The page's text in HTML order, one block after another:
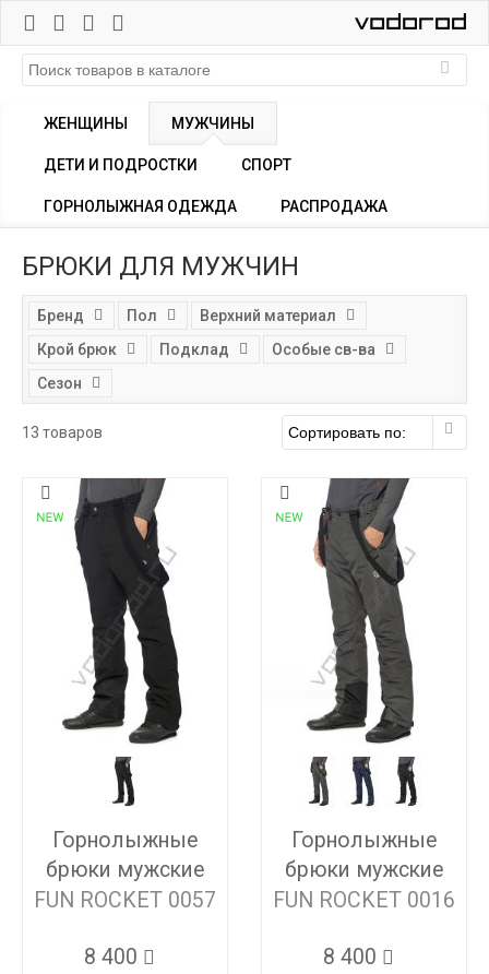
ЖЕНЩИНЫ МУЖЧИНЫ
ДЕТИ И ПОДРОСТКИ СПОРТ
ГОРНОЛЫЖНАЯ ОДЕЖДА РАСПРОДАЖА
БРЮКИ ДЛЯ МУЖЧИН
Бренд Пол
Верхний материал
Крой брюк
Подклад
Особые св-ва
Сезон
13 товаров
Горнолыжные
брюки мужские
FUN ROCKET 0057
8 400
Горнолыжные
брюки мужские
FUN ROCKET 0016
8 400